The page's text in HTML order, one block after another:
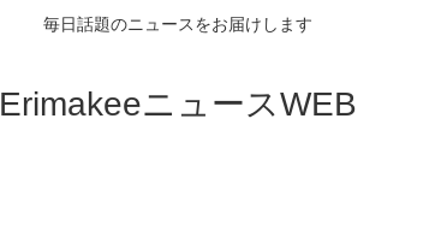
毎日話題のニュースをお届けします
ErimakeeニュースWEB